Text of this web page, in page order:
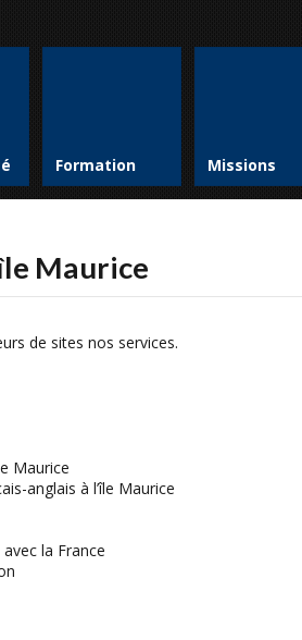
Formation Missions
Maurice
de sites nos services.
Maurice
anglais à l’île Maurice
la France